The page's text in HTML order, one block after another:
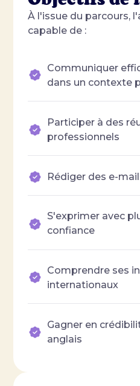
À l'issue du parcours,
capable de :
Communiquer
dans un contexte
Participer à des
professionnels
Rédiger des e-
S'exprimer avec
confiance
Comprendre ses
internationaux
Gagner en
anglais